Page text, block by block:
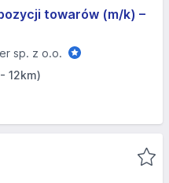
towarów (m/k) –
sp. z o.o.
12km)